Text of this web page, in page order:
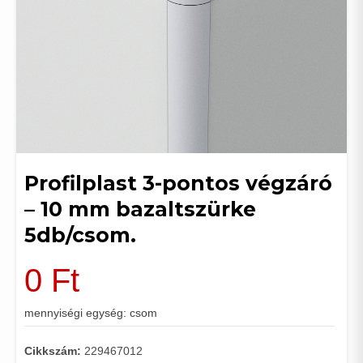
Profilplast 3-pontos végzáró
– 10 mm bazaltszürke
5db/csom.
0 Ft
mennyiségi egység: csom
Cikkszám: 229467012